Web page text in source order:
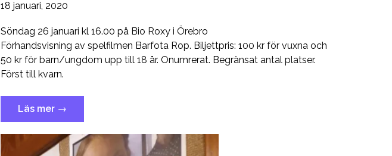
18 januari, 2020
Söndag 26 januari kl 16.00 på Bio Roxy i Örebro
Förhandsvisning av spelfilmen Barfota Rop. Biljettpris: 100 kr för vuxna och
50 kr för barn/ungdom upp till 18 år. Onumrerat. Begränsat antal platser.
Först till kvarn.
Läs mer ”Förhandsvisning”
→